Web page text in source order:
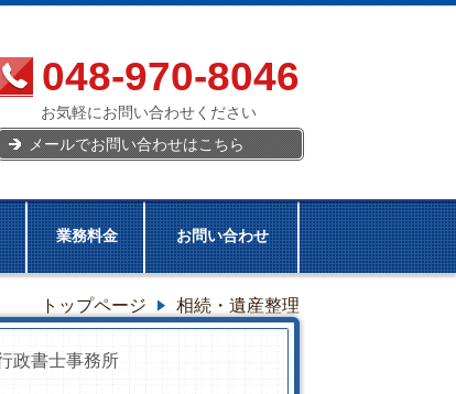
048-970-8046
お気軽にお問い合わせください
メールでお問い合わせはこちら
業務料金 お問い合わせ
トップページ 相続・遺産整理
政書士事務所